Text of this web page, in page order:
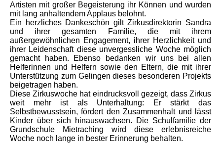
Artisten mit großer Begeisterung ihr Können und wurden
mit lang anhaltendem Applaus belohnt.
Ein herzliches Dankeschön gilt Zirkusdirektorin Sandra
und ihrer gesamten Familie, die mit ihrem
außergewöhnlichen Engagement, ihrer Herzlichkeit und
ihrer Leidenschaft diese unvergessliche Woche möglich
gemacht haben. Ebenso bedanken wir uns bei allen
Helferinnen und Helfern sowie den Eltern, die mit ihrer
Unterstützung zum Gelingen dieses besonderen Projekts
beigetragen haben.
Diese Zirkuswoche hat eindrucksvoll gezeigt, dass Zirkus
weit mehr ist als Unterhaltung: Er stärkt das
Selbstbewusstsein, fördert den Zusammenhalt und lässt
Kinder über sich hinauswachsen. Die Schulfamilie der
Grundschule Mietraching wird diese erlebnisreiche
Woche noch lange in bester Erinnerung behalten.